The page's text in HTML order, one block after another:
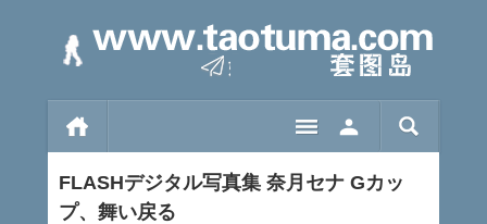
FLASHデジタル写真集 奈月セナ Gカッ
プ、舞い戻る